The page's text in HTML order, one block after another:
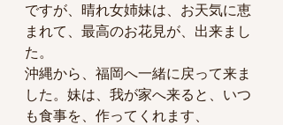
ですが、晴れ女姉妹は、お天気に恵
まれて、最高のお花見が、出来まし
た。
沖縄から、福岡へ一緒に戻って来ま
した。妹は、我が家へ来ると、いつ
も食事を、作ってくれます、